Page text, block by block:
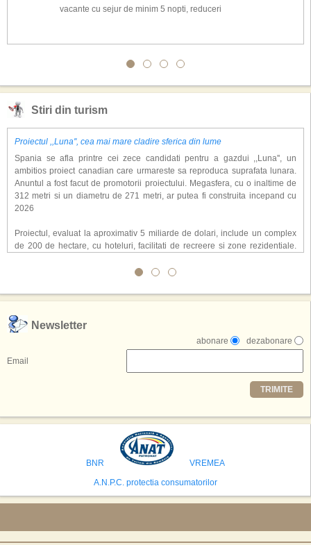
vacante cu sejur de minim 5 nopti, reduceri
Stiri din turism
Proiectul ,,Luna'', cea mai mare cladire sferica din lume
Spania se afla printre cei zece candidati pentru a gazdui ,,Luna'', un
ambitios proiect canadian care urmareste sa reproduca suprafata lunara.
Anuntul a fost facut de promotorii proiectului. Megasfera, cu o inaltime de
312 metri si un diametru de 271 metri, ar putea fi construita incepand cu
2026
Proiectul, evaluat la aproximativ 5 miliarde de dolari, include un complex
de 200 de hectare, cu hoteluri, facilitati de recreere si zone rezidentiale.
atragerea a pana la 10 milioane de turisti anual. �Luna� ar putea deveni
exclusiv simularea suprafetei lunare.
,,Credem ca exista sanse mari sa anuntam nu doar o locatie, ci poate mai
multe'', a declarat Michael R. Henderson, cofondator al Moon World
Resorts, citat de Gulf News. Potrivit acestuia, 2026 ar putea deveni un an
decisiv pentru reali zarea proiectului.
Printre celelalte tari care concureaza pentru a gazdui aceasta constructie
se numara Australia, Brazilia, China, Egipt, India, Polonia, Thailanda,
avea cele mai mari sanse de a castiga licitatia. Totusi, Spania, care se
preconizeaza ca va deveni a doua cea mai vizitata tara din lume in 2025,
isi bazeaza oferta pe infrastructura turistica solida si capacitatea hoteliera."
Newsletter
dezabonare
abonare
Email
TRIMITE
BNR
VREMEA
A.N.P.C. protectia consumatorilor